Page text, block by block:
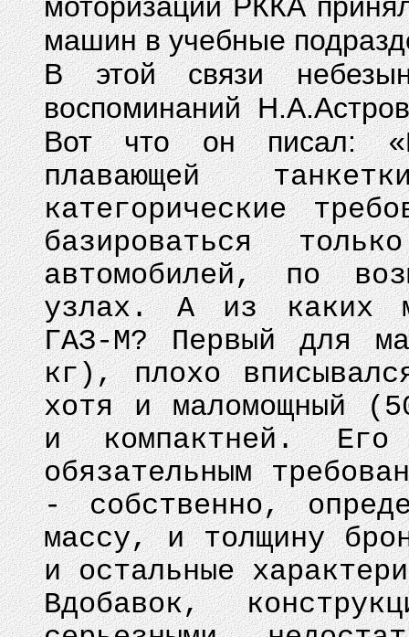
машин в учебные
В этой связи
воспоминаний
Вот что он писал:
плавающей
категорические
базироваться
автомобилей, по
узлах. А из каких
ГАЗ-М? Первый для
кг), плохо
хотя и маломощный
и компактней.
обязательным
- собственно,
массу, и толщину
и остальные
Вдобавок,